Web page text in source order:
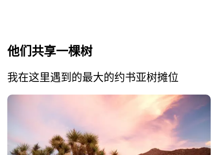
他们共享一棵树
我在这里遇到的最大的约书亚树摊位